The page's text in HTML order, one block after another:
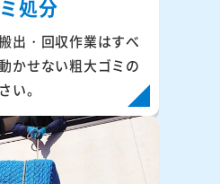
処分
出・回収作業はすべ
かせない粗大ゴミの
い。